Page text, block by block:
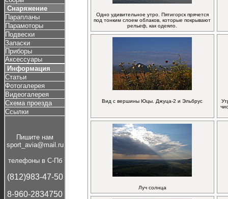
Снаряжение
Парапланы
Парамоторы
Подвески
Запаски
Приборы
Аксессуары
Информация
Статьи
Фотогалерея
Видеогалерея
Схема проезда
Ссылки
Пишите нам
sport_avia@mail.ru
телефоны в С-Пб
(812)983-47-50
8-960-2834750
Одно удивительное утро. Пятигорск прячется
под тонким слоем облаков, которые покрывают
рельеф, как одеяло.
Вид с вершины Юцы. Джуца-2 и Эльбрус
Луч солнца